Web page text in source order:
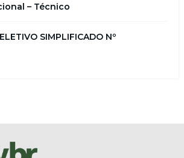
– Técnico
SIMPLIFICADO Nº